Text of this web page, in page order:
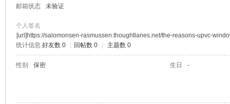
邮箱状态
未验证
个人签名
[url]https://salomonsen-rasmussen.thoughtlanes.net/the-reasons-upvc-
统计信息 好友数 0 回帖数 0 主题数 0
性别 保密 生日 -